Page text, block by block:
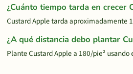
¿Cuánto tiempo tarda en crecer
Custard Apple tarda aproximadamente
¿A qué distancia debo plantar
Plante Custard Apple a 180/pie²